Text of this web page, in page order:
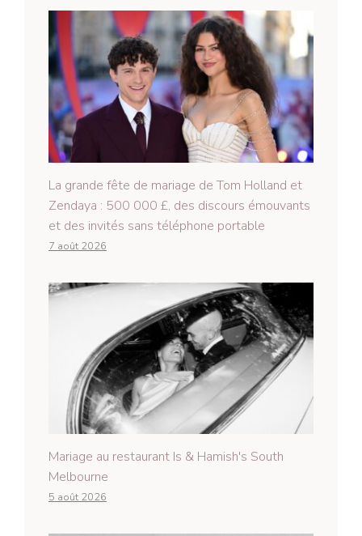
La grande fête de mariage de Tom Holland et
Zendaya : 500 000 £, des discours émouvants
et des invités sans téléphone portable
7 août 2026
Mariage au restaurant Is & Hamish's South
Melbourne
5 août 2026